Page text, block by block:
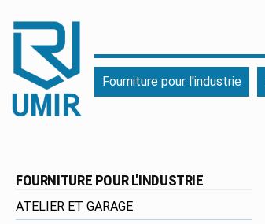
Fourniture
pour
Fabricant
Fourniture pour l'industrie
FOURNITURE POUR L'INDUSTRIE
ATELIER ET GARAGE